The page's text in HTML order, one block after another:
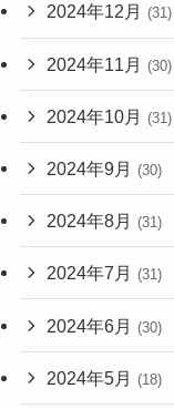
2024年12月 (31)
2024年11月 (30)
2024年10月 (31)
2024年9月 (30)
2024年8月 (31)
2024年7月 (31)
2024年6月 (30)
2024年5月 (18)